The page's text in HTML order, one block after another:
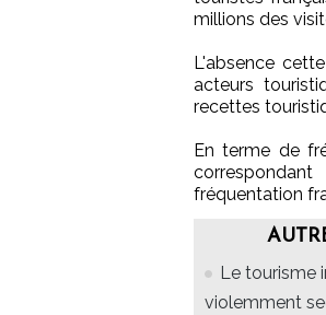
millions des
L'absence
acteurs
recettes
En terme de
fréquentation
Le tourisme
violemment